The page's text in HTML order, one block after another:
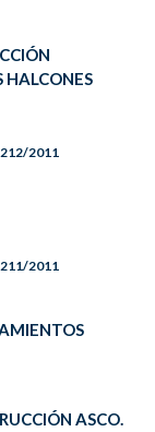
HALCONES
2011
2011
ASCO.